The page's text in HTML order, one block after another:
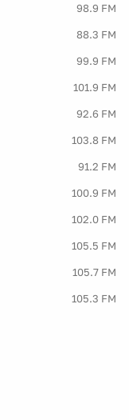
98.9 FM
88.3 FM
99.9 FM
101.9 FM
92.6 FM
103.8 FM
91.2 FM
100.9 FM
102.0 FM
105.5 FM
105.7 FM
105.3 FM